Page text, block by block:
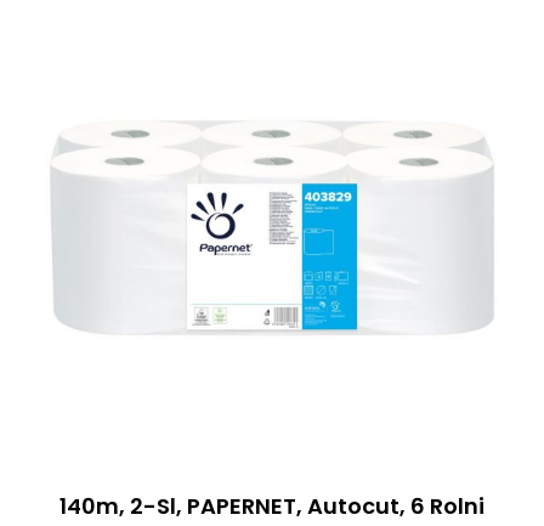
140m, 2-Sl, PAPERNET, Autocut, 6 Rolni